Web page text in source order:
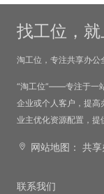
找工位，
淘工位，专注共享办公
“淘工位”——专注于一
企业或个人客户，提高
业主优化资源配置，提
网站地图： 共享
联系我们